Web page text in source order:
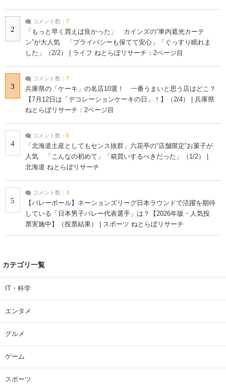
2
コメント数： 7
「もっと早く買えば良かった」 カインズの“車内遮光カーテ
ン”が大人気 「プライバシーも保てて安心」「ぐっすり眠れま
した」（2/2） | ライフ ねとらぼリサーチ：2ページ目
3
コメント数： 7
兵庫県の「ケーキ」の名店10選！ 一番うまいと思う店はどこ？
【7月12日は「デコレーションケーキの日」！】（2/4） | 兵庫県
ねとらぼリサーチ：2ページ目
4
コメント数： 5
「北海道土産としてもセンス抜群」六花亭の“店舗限定”お菓子が
人気 「こんなの初めて」「箱買いするべきだった」（1/2） |
北海道 ねとらぼリサーチ
5
コメント数： 3
【バレーボール】ネーションズリーグ日本ラウンドで活躍を期待
している「日本男子バレー代表選手」は？【2026年版・人気投
票実施中】（投票結果） | スポーツ ねとらぼリサーチ
カテゴリ一覧
IT・科学
エンタメ
グルメ
ゲーム
スポーツ